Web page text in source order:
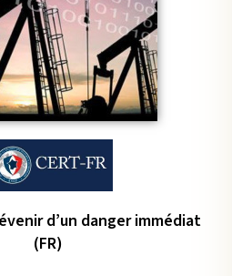
d’un danger immédiat
(FR)